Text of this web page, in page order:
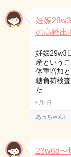
妊娠
の高齢出
妊娠29w3
産という
体重増加
糖負荷検
た…
9月5日
あっちゃん♪
23w6d〜